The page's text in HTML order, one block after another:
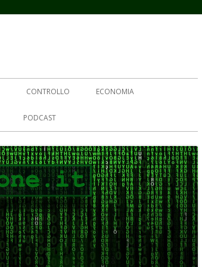
CONTROLLO ECONOMIA
PODCAST